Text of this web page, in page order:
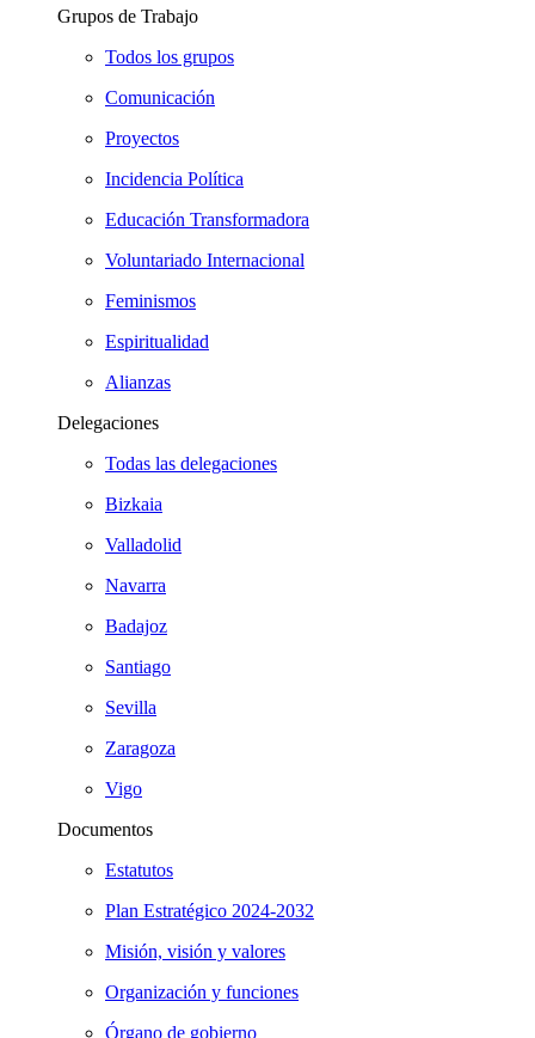
Grupos de Trabajo
Todos los grupos
Comunicación
Proyectos
Incidencia Política
Educación Transformadora
Voluntariado Internacional
Feminismos
Espiritualidad
Alianzas
Delegaciones
Todas las delegaciones
Bizkaia
Valladolid
Navarra
Badajoz
Santiago
Sevilla
Zaragoza
Vigo
Documentos
Estatutos
Plan Estratégico 2024-2032
Misión, visión y valores
Organización y funciones
Órgano de gobierno